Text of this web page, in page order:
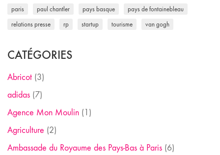
paris paul chantler pays basque pays de fontainebleau
relations presse rp startup tourisme van gogh
CATÉGORIES
Abricot (3)
adidas (7)
Agence Mon Moulin (1)
Agriculture (2)
Ambassade du Royaume des Pays-Bas à Paris (6)